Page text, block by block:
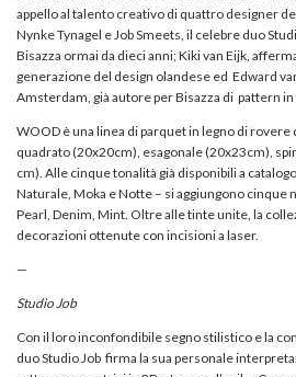
appello al talento creativo di quattro designer
Nynke Tynagel e Job Smeets, il celebre duo
Bisazza ormai da dieci anni; Kiki van Eijk,
generazione del design olandese ed Edward
Amsterdam, già autore per Bisazza di pattern
WOOD è una linea di parquet in legno di
quadrato (20x20cm), esagonale (20x23cm),
cm). Alle cinque tonalità già disponibili a
Naturale, Moka e Notte – si aggiungono cinque
Pearl, Denim, Mint. Oltre alle tinte unite, la
decorazioni ottenute con incisioni a laser.
—
Studio Job
Con il loro inconfondibile segno stilistico e la
duo Studio Job firma la sua personale